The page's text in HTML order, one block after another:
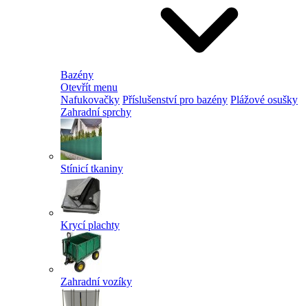
Bazény
Otevřít menu
Nafukovačky Příslušenství pro bazény Plážové osušky
Zahradní sprchy
Stínicí tkaniny
Krycí plachty
Zahradní vozíky